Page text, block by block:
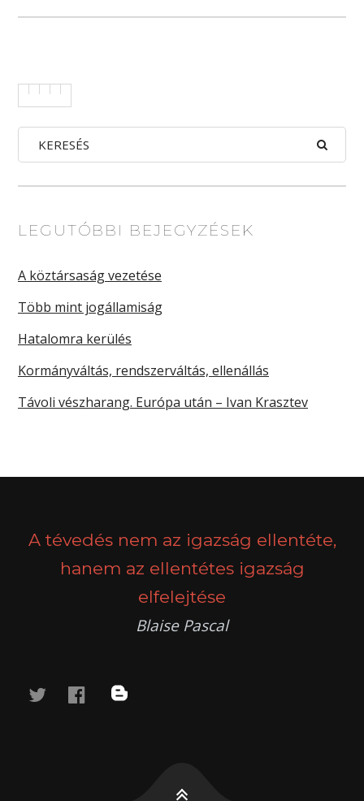
LEGUTÓBBI BEJEGYZÉSEK
A köztársaság vezetése
Több mint jogállamiság
Hatalomra kerülés
Kormányváltás, rendszerváltás, ellenállás
Távoli vészharang. Európa után – Ivan Krasztev
A tévedés nem az igazság ellentéte,
hanem az ellentétes igazság
elfelejtése
Blaise Pascal
twitterfacebook
blog